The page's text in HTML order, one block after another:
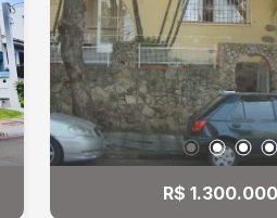
R$